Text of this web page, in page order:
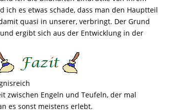
ich es etwas schade, dass man den Hauptteil
quasi in unserer, verbringt. Der Grund
ergibt sich aus der Entwicklung in der
zwischen Engeln und Teufeln, der mal
es sonst meistens erlebt.